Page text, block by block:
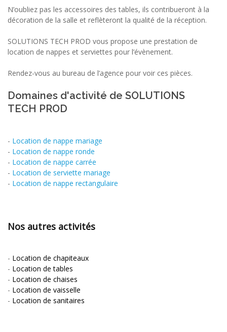
N’oubliez pas les accessoires des tables, ils contribueront à la
décoration de la salle et reflèteront la qualité de la réception.
SOLUTIONS TECH PROD vous propose une prestation de
location de nappes et serviettes pour l’évènement.
Rendez-vous au bureau de l’agence pour voir ces pièces.
Domaines d'activité de SOLUTIONS
TECH PROD
- Location de nappe mariage
- Location de nappe ronde
- Location de nappe carrée
- Location de serviette mariage
- Location de nappe rectangulaire
Nos autres activités
- Location de chapiteaux
- Location de tables
- Location de chaises
- Location de vaisselle
- Location de sanitaires